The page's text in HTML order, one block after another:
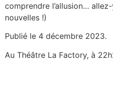
comprendre l’allusion…
nouvelles !)
Publié le 4 décembre 2023.
Au Théâtre La Factory, à